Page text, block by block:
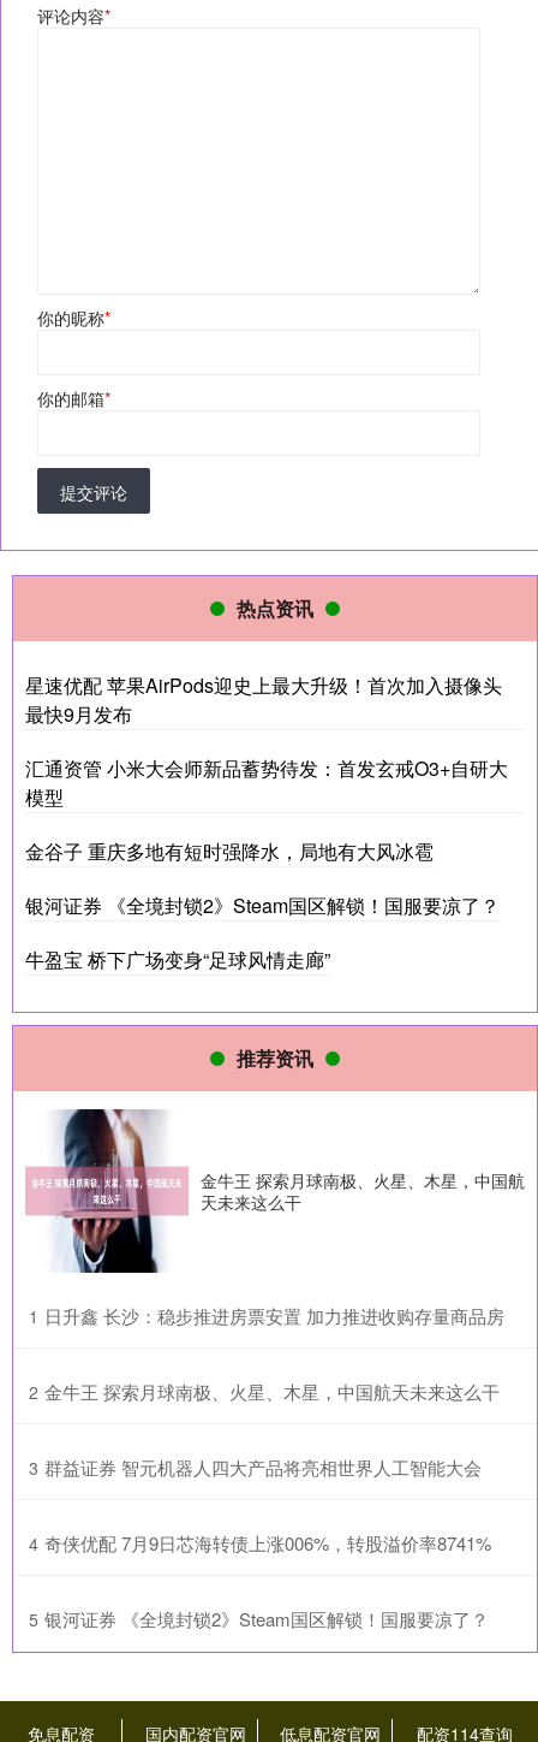
评论内容*
你的昵称*
你的邮箱*
提交评论
热点资讯
星速优配 苹果AirPods迎史上最大升级！首次加入摄像头
最快9月发布
汇通资管 小米大会师新品蓄势待发：首发玄戒O3+自研大
模型
金谷子 重庆多地有短时强降水，局地有大风冰雹
银河证券 《全境封锁2》Steam国区解锁！国服要凉了？
牛盈宝 桥下广场变身“足球风情走廊”
推荐资讯
金牛王 探索月球南极、火星、木星，中国航
天未来这么干
1 ​日升鑫 长沙：稳步推进房票安置 加力推进收购存量商品房
2 ​金牛王 探索月球南极、火星、木星，中国航天未来这么干
3 ​群益证券 智元机器人四大产品将亮相世界人工智能大会
4 ​奇侠优配 7月9日芯海转债上涨006%，转股溢价率8741%
5 ​银河证券 《全境封锁2》Steam国区解锁！国服要凉了？
免息配资 国内配资官网 低息配资官网 配资114查询